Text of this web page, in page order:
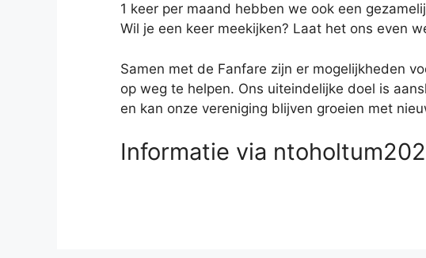
1 keer per maand hebben we ook een
Wil je een keer meekijken? Laat het ons even
Samen met de Fanfare zijn er mogelijkheden
op weg te helpen. Ons uiteindelijke doel is
en kan onze vereniging blijven groeien met
Informatie via